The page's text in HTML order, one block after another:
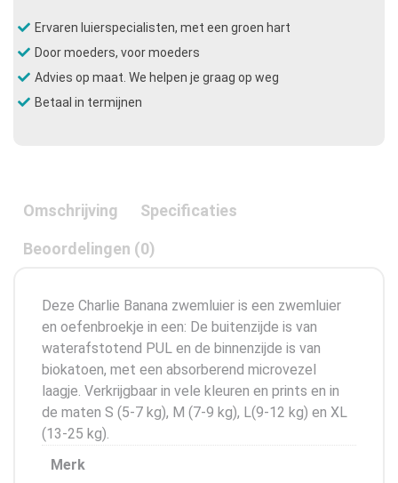
aantalErvaren luierspecialisten, met een groen hart
Door moeders, voor moeders
Advies op maat. We helpen je graag op weg
Betaal in termijnen
Omschrijving Specificaties
Beoordelingen (0)
Deze Charlie Banana zwemluier is een zwemluier
en oefenbroekje in een: De buitenzijde is van
waterafstotend PUL en de binnenzijde is van
biokatoen, met een absorberend microvezel
laagje. Verkrijgbaar in vele kleuren en prints en in
de maten S (5-7 kg), M (7-9 kg), L(9-12 kg) en XL
(13-25 kg).
Merk